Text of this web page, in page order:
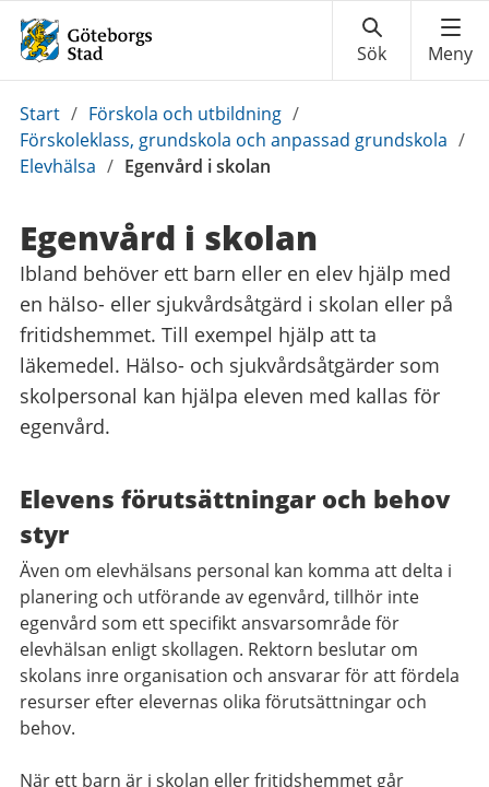
Du
är
här:
Start / Förskola och utbildning /
Förskoleklass, grundskola och anpassad grundskola /
Elevhälsa / Egenvård i skolan
Egenvård i skolan
Ibland behöver ett barn eller en elev hjälp med
en hälso- eller sjukvårdsåtgärd i skolan eller på
fritidshemmet. Till exempel hjälp att ta
läkemedel. Hälso- och sjukvårdsåtgärder som
skolpersonal kan hjälpa eleven med kallas för
egenvård.
Elevens förutsättningar och behov
styr
Även om elevhälsans personal kan komma att delta i
planering och utförande av egenvård, tillhör inte
egenvård som ett specifikt ansvarsområde för
elevhälsan enligt skollagen. Rektorn beslutar om
skolans inre organisation och ansvarar för att fördela
resurser efter elevernas olika förutsättningar och
behov.
När ett barn är i skolan eller fritidshemmet går